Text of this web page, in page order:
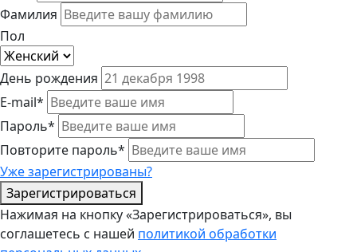
Фамилия
Пол
День рождения
E-mail*
Пароль*
Повторите пароль*
Уже зарегистрированы?
Зарегистрироваться
Нажимая на кнопку «Зарегистрироваться», вы
соглашетесь с нашей политикой обработки